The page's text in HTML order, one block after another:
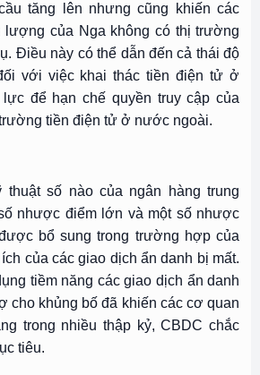
tăng lên nhưng cũng khiến các
lượng của Nga không có thị trường
Điều này có thể dẫn đến cả thái độ
với việc khai thác tiền điện tử ở
để hạn chế quyền truy cập của
tiền điện tử ở nước ngoài.
thuật số nào của ngân hàng trung
nhược điểm lớn và một số nhược
bổ sung trong trường hợp của
của các giao dịch ẩn danh bị mất.
tiềm năng các giao dịch ẩn danh
cho khủng bố đã khiến các cơ quan
trong nhiều thập kỷ, CBDC chắc
tiêu.